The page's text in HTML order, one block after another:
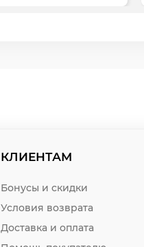
КЛИЕНТАМ
Бонусы и скидки
Условия возврата
Доставка и оплата